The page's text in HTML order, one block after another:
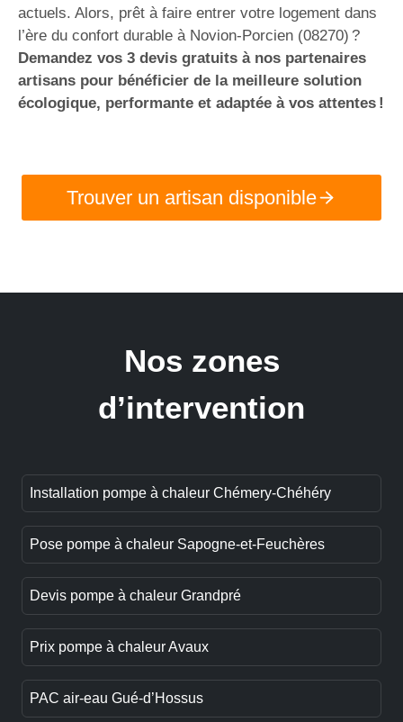
actuels. Alors, prêt à faire entrer votre logement dans
l’ère du confort durable à Novion-Porcien (08270) ?
Demandez vos 3 devis gratuits à nos partenaires
artisans pour bénéficier de la meilleure solution
écologique, performante et adaptée à vos attentes !
Trouver un artisan disponible
Nos zones
d’intervention
Installation pompe à chaleur Chémery-Chéhéry
Pose pompe à chaleur Sapogne-et-Feuchères
Devis pompe à chaleur Grandpré
Prix pompe à chaleur Avaux
PAC air-eau Gué-d’Hossus